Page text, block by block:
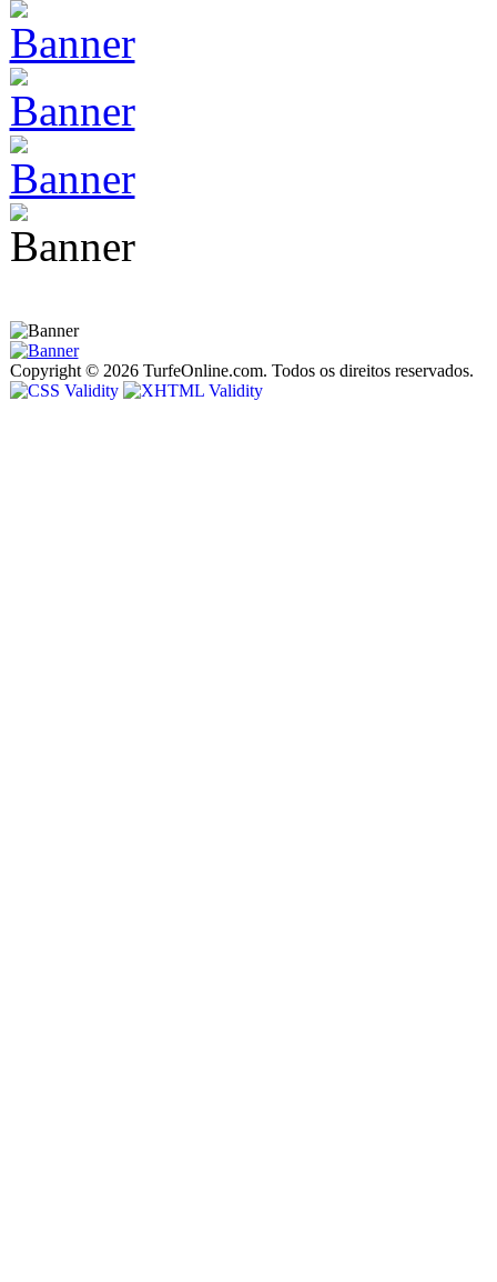
Copyright © 2026 TurfeOnline.com. Todos os direitos reservados.